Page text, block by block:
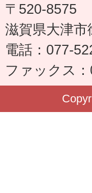
〒520-8575
滋賀県大津市
電話：077-
ファックス